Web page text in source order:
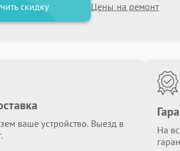
скидку Цены на ремонт
ваше устройство. Выезд в
На